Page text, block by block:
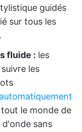
guidés
sur tous les
fluide : les
les
le monde de
d'onde sans